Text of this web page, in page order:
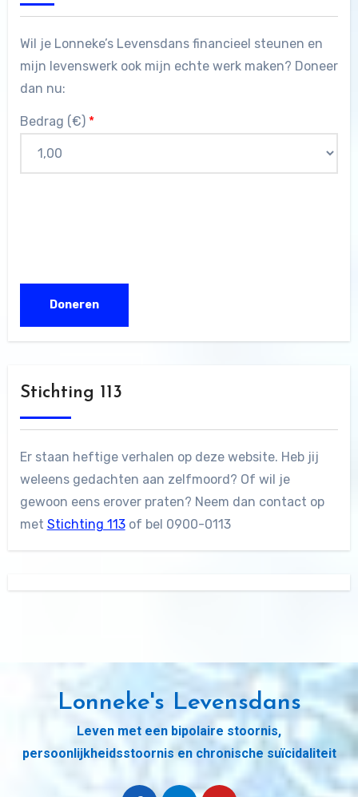
Wil je Lonneke’s Levensdans financieel steunen en
mijn levenswerk ook mijn echte werk maken? Doneer
dan nu:
Bedrag (€) *
Stichting 113
Er staan heftige verhalen op deze website. Heb jij
weleens gedachten aan zelfmoord? Of wil je
gewoon eens erover praten? Neem dan contact op
met Stichting 113of bel 0900-0113
Lonneke's Levensdans
Leven met een bipolaire stoornis,
persoonlijkheidsstoornis en chronische suïcidaliteit